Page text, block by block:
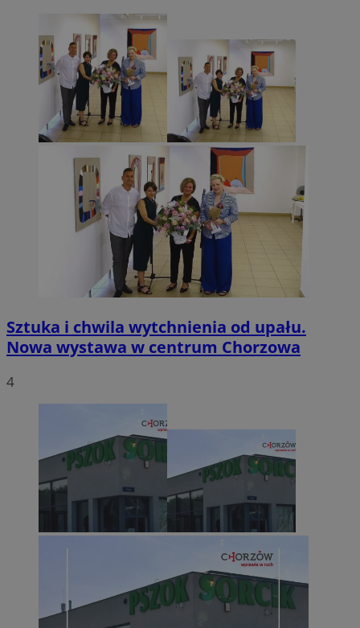
Sztuka i chwila wytchnienia od upału.
Nowa wystawa w centrum Chorzowa
4